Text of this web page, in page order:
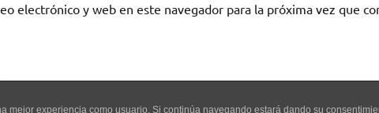
electrónico y web en este navegador para la próxima vez que
mejor experiencia como usuario. Si continúa navegando estará dando su